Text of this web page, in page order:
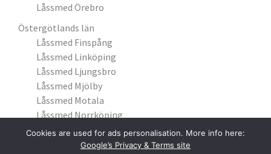
Låssmed Örebro
Östergötlands län
Låssmed Finspång
Låssmed Linköping
Låssmed Ljungsbro
Låssmed Mjölby
Låssmed Motala
Låssmed Norrköping
Låssmed Söderköping
Låssmed Åby
Cookies are used for ads personalisation. More info here:
Google’s Privacy & Terms site